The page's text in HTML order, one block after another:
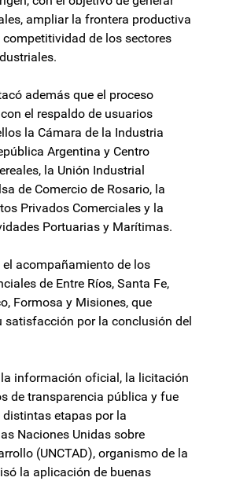
ampliar la frontera productiva
de los sectores
además que el proceso
el respaldo de usuarios
la Cámara de la Industria
Argentina y Centro
la Unión Industrial
de Comercio de Rosario, la
Privados Comerciales y la
Portuarias y Marítimas.
acompañamiento de los
de Entre Ríos, Santa Fe,
Formosa y Misiones, que
satisfacción por la conclusión del
la información oficial, la licitación
de transparencia pública y fue
etapas por la
Naciones Unidas sobre
(UNCTAD), organismo de la
la aplicación de buenas